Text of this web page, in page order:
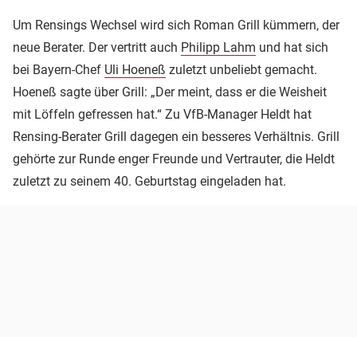
Um Rensings Wechsel wird sich Roman Grill kümmern, der
neue Berater. Der vertritt auch Philipp Lahm und hat sich
bei Bayern-Chef Uli Hoeneß zuletzt unbeliebt gemacht.
Hoeneß sagte über Grill: „Der meint, dass er die Weisheit
mit Löffeln gefressen hat.“ Zu VfB-Manager Heldt hat
Rensing-Berater Grill dagegen ein besseres Verhältnis. Grill
gehörte zur Runde enger Freunde und Vertrauter, die Heldt
zuletzt zu seinem 40. Geburtstag eingeladen hat.